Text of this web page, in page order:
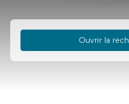
Ouvrir la